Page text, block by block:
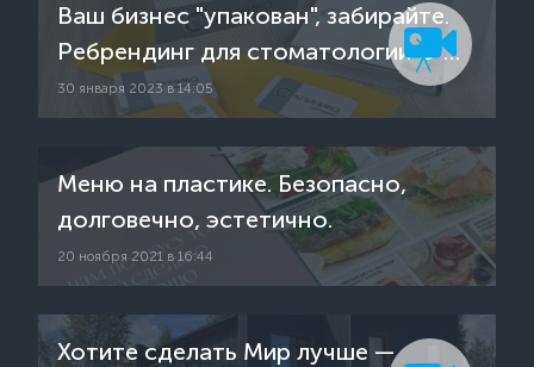
Ваш бизнес "упакован", забирайте.
Ребрендинг для стоматологии С-
Клиника.
30 января 2023 в 14:05
Меню на пластике. Безопасно,
долговечно, эстетично.
20 ноября 2021 в 16:44
Хотите сделать Мир лучше —